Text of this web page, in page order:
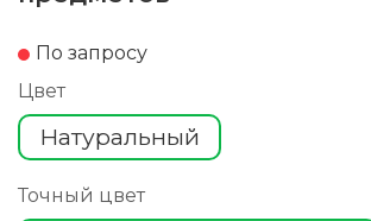
По запросу
Цвет
Натуральный
Точный цвет